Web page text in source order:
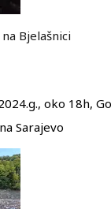
Bjelašnici
oko 18h,
Sarajevo